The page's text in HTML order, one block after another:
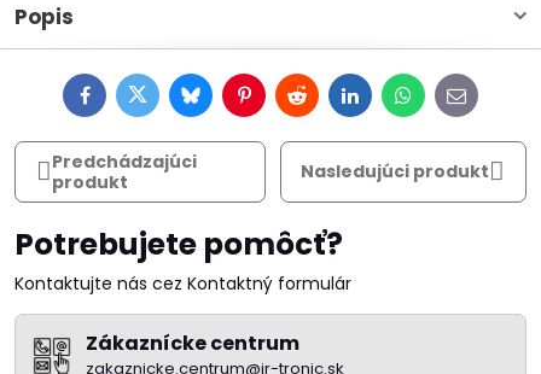
Popis
FacebookTwitterBlueskyPinterestRedditLinkedInWhatsApp
E-
mail
Predchádzajúci
produkt
Nasledujúci produkt
Potrebujete pomôcť?
Kontaktujte nás cez Kontaktný formulár
Zákaznícke centrum
zakaznicke.centrum@jr-tronic.sk